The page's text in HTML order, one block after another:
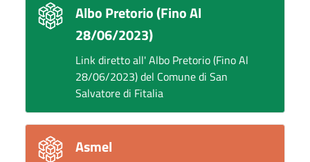
Albo Pretorio (Fino Al
28/06/2023)
Link diretto all' Albo Pretorio (Fino Al
28/06/2023) del Comune di San
Salvatore di Fitalia
Asmel